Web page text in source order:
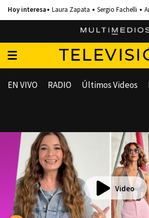
Laura Zapata Sergio Fachelli
EN VIVO RADIO Últimos Videos
Video